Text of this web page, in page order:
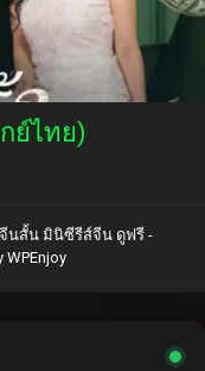
ย์ไทย)
นสั้น มินิซีรีส์จีน ดูฟรี -
WPEnjoy